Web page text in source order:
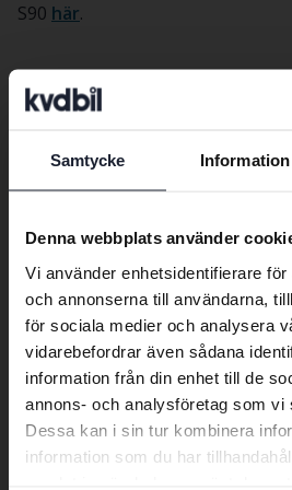
Samtycke Information
Denna webbplats använder
Vi använder enhetsidentifierare
och annonserna till användarna,
för sociala medier och analysera
vidarebefordrar även sådana
information från din enhet till de
annons- och analysföretag som vi
Dessa kan i sin tur kombinera
information som du har
S90 här.
Bilar Volvo
Volvo C30
Volvo C40
Volvo C70
Volvo S40
Volvo S60
Volvo S80
Volvo V40
Volvo V50
Volvo V60
Volvo V70
Volvo V90
Preferred
We have detected that
Swedish. To better
abroad we have an
site (kvdcars.com) that
same vehicles and
Continue in